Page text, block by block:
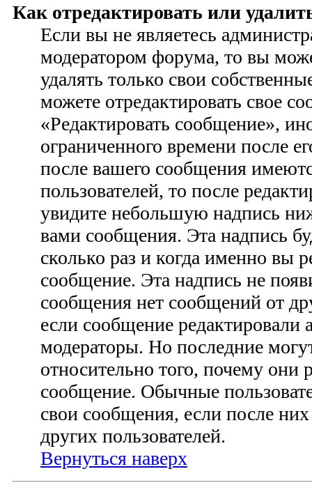
Как отредактировать или
Если вы не являетесь
модератором форума, то вы
удалять только свои
можете отредактировать свое
«Редактировать сообщение»,
ограниченного времени после
после вашего сообщения
пользователей, то после
увидите небольшую надпись
вами сообщения. Эта надпись
сколько раз и когда именно вы
сообщение. Эта надпись не
сообщения нет сообщений от
если сообщение редактировали
модераторы. Но последние
относительно того, почему они
сообщение. Обычные
свои сообщения, если после
других пользователей.
Вернуться наверх